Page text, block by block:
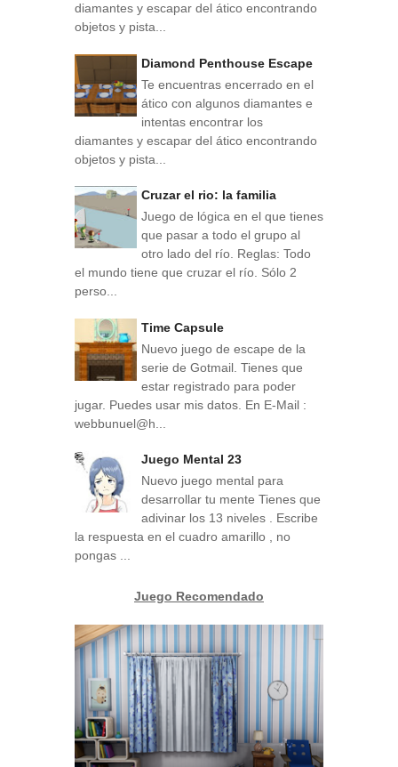
diamantes y escapar del ático encontrando
objetos y pista...
Diamond Penthouse Escape
Te encuentras encerrado en el
ático con algunos diamantes e
intentas encontrar los
diamantes y escapar del ático encontrando
objetos y pista...
Cruzar el rio: la familia
Juego de lógica en el que tienes
que pasar a todo el grupo al
otro lado del río. Reglas: Todo
el mundo tiene que cruzar el río. Sólo 2
perso...
Time Capsule
Nuevo juego de escape de la
serie de Gotmail. Tienes que
estar registrado para poder
jugar. Puedes usar mis datos. En E-Mail :
webbunuel@h...
Juego Mental 23
Nuevo juego mental para
desarrollar tu mente Tienes que
adivinar los 13 niveles . Escribe
la respuesta en el cuadro amarillo , no
pongas ...
Juego Recomendado